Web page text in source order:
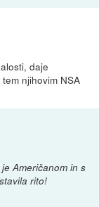
daje
njihovim NSA
Američanom in s
rito!